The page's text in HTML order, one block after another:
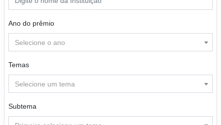
Ano do prêmio
Selecione o ano
Temas
Selecione um tema
Subtema